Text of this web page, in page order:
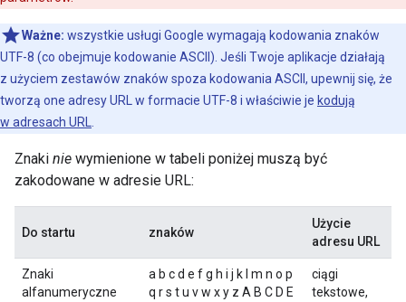
Ważne: wszystkie usługi Google wymagają kodowania znaków
UTF-8 (co obejmuje kodowanie ASCII). Jeśli Twoje aplikacje działają
z użyciem zestawów znaków spoza kodowania ASCII, upewnij się, że
tworzą one adresy URL w formacie UTF-8 i właściwie je kodują
w adresach URL
Znaki nie wymienione w tabeli poniżej muszą być
zakodowane w adresie URL:
Do startu znaków
Użycie
adresu URL
Znaki
alfanumeryczne
a b c d e f g h i j k l m n o p
q r s t u v w x y z A B C D E
ciągi
tekstowe,